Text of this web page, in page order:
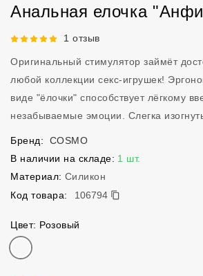
Анальная елочка
Рейтинг 5 из 5.1 отзыв
Оригинальный стимулятор займёт
любой коллекции секс-игрушек!
виде "ёлочки" способствует лёгкому
незабываемые эмоции. Слегка
Бренд:
COSMO
В наличии на складе: 1 шт.
Материал: Силикон
Код товара:
106794
106794
Цвет: Розовый
Цвет